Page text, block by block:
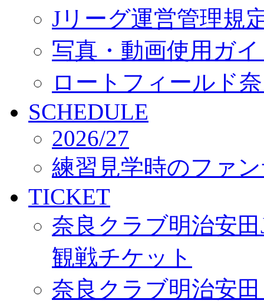
Jリーグ運営管理規
写真・動画使用ガ
ロートフィールド
SCHEDULE
2026/27
練習見学時のファ
TICKET
奈良クラブ明治安
観戦チケット
奈良クラブ明治安